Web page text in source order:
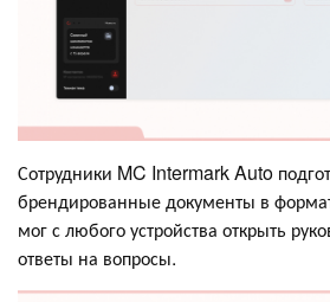
Сотрудники MC Intermark Auto
брендированные документы в
мог с любого устройства открыть
ответы на вопросы.